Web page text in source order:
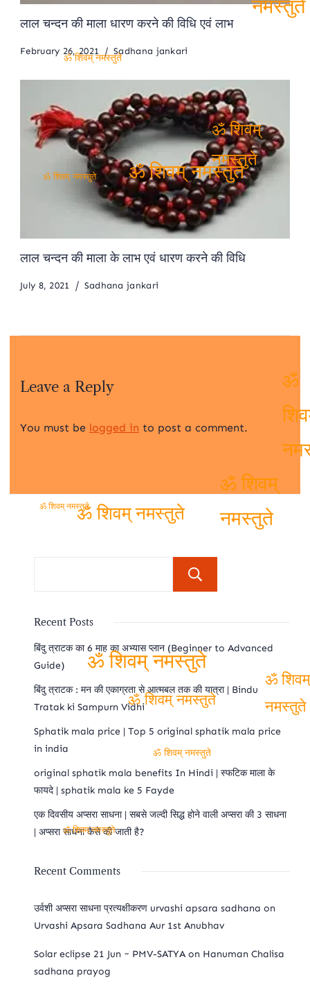
लाल चन्दन की माला धारण करने की विधि एवं लाभ
February 26, 2021 Sadhana jankari
लाल चन्दन की माला के लाभ एवं धारण करने की विधि
July 8, 2021 Sadhana jankari
Leave a Reply
You must be logged in to post a comment.
Recent Posts
बिंदु त्राटक का 6 माह का अभ्यास प्लान (Beginner to Advanced
Guide)
बिंदु त्राटक : मन की एकाग्रता से आत्मबल तक की यात्रा | Bindu
Tratak ki Sampurn Vidhi
Sphatik mala price | Top 5 original sphatik mala price
in india
original sphatik mala benefits In Hindi | स्फटिक माला के
फायदे | sphatik mala ke 5 Fayde
एक दिवसीय अप्सरा साधना | सबसे जल्दी सिद्ध होने वाली अप्सरा की 3 साधना
| अप्सरा साधना कैसे की जाती है?
Recent Comments
उर्वशी अप्सरा साधना प्रत्यक्षीकरण urvashi apsara sadhana on
Urvashi Apsara Sadhana Aur 1st Anubhav
Solar eclipse 21 Jun ~ PMV-SATYA on Hanuman Chalisa
sadhana prayog
ॐ शिवम्
नमस्तुते
ॐ शिवम्
ॐ
ॐ शिवम् नमस्तुते
ॐ शिवम् नमस्तुते
ॐ शिवम् नमस्तुते
ॐ शिवम् नमस्तुते
ॐ शिवम् नमस्तुते